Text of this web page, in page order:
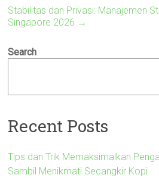
Stabilitas dan Privasi: Manajemen
Singapore 2026 →
Search
Recent Posts
Tips dan Trik Memaksimalkan
Sambil Menikmati Secangkir Kopi